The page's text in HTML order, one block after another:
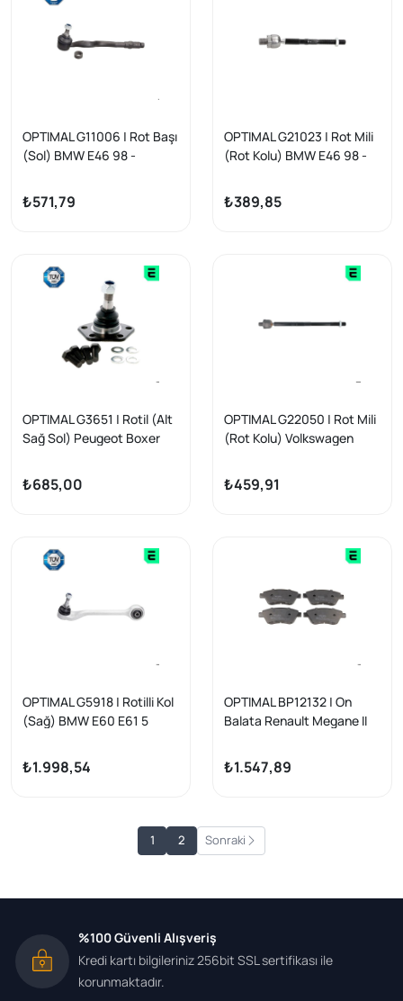
OPTIMAL G11006 | Rot Başı
(Sol) BMW E46 98 -
₺571,79
OPTIMAL G21023 | Rot Mili
(Rot Kolu) BMW E46 98 -
₺389,85
OPTIMAL G3651 | Rotil (Alt
Sağ Sol) Peugeot Boxer
01 (18 Jant)
₺685,00
OPTIMAL G22050 | Rot Mili
(Rot Kolu) Volkswagen
III
₺459,91
OPTIMAL G5918 | Rotilli Kol
(Sağ) BMW E60 E61 5
₺1.998,54
OPTIMAL BP12132 | On
Balata Renault Megane II
₺1.547,89
1 2 Sonraki
%100 Güvenli Alışveriş
Kredi kartı bilgileriniz 256bit SSL sertifikası ile
korunmaktadır.